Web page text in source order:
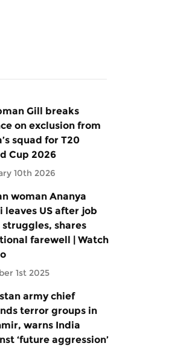
Gill breaks
on exclusion from
squad for T20
Cup 2026
10th 2026
woman Ananya
leaves US after job
struggles, shares
farewell | Watch
1st 2025
army chief
terror groups in
warns India
‘future aggression’